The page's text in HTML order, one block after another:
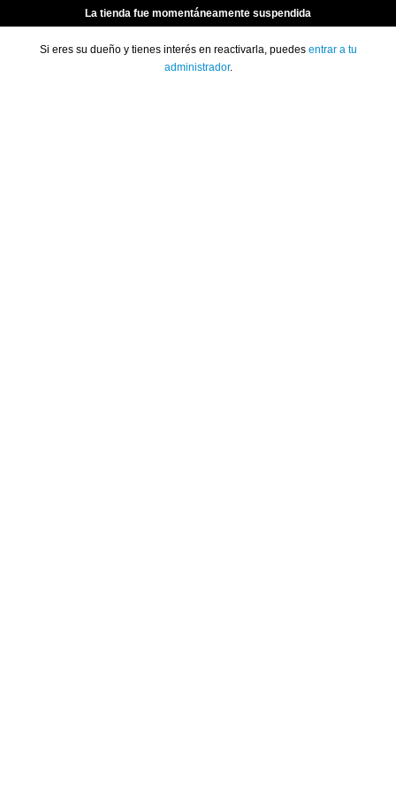
La tienda fue momentáneamente suspendida
Si eres su dueño y tienes interés en reactivarla, puedes entrar a tu
administrador.